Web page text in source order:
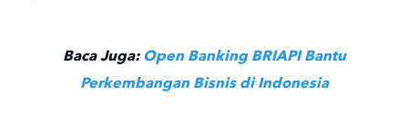
Baca Juga:Open Banking BRIAPI Bantu
Perkembangan Bisnis di Indonesia